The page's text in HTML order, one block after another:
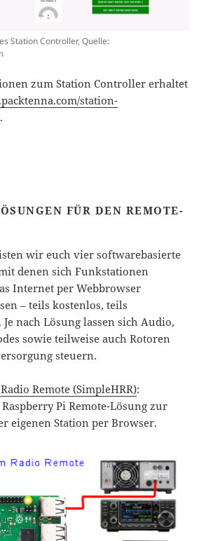
Station Controller, Quelle:
zum Station Controller erhaltet
station-
.
FÜR DEN REMOTE-
wir euch vier softwarebasierte
denen sich Funkstationen
Internet per Webbrowser
– teils kostenlos, teils
nach Lösung lassen sich Audio,
sowie teilweise auch Rotoren
steuern.
Remote (SimpleHRR):
Pi Remote-Lösung zur
eigenen Station per Browser.